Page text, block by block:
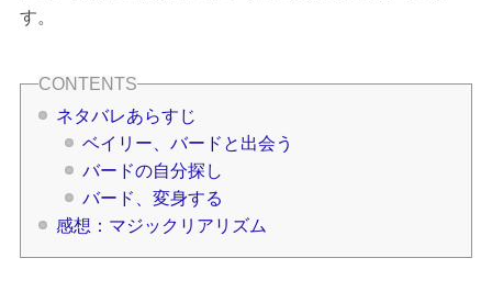
す。
ネタバレあらすじ
ベイリー、バードと出会う
バードの自分探し
バード、変身する
感想：マジックリアリズム